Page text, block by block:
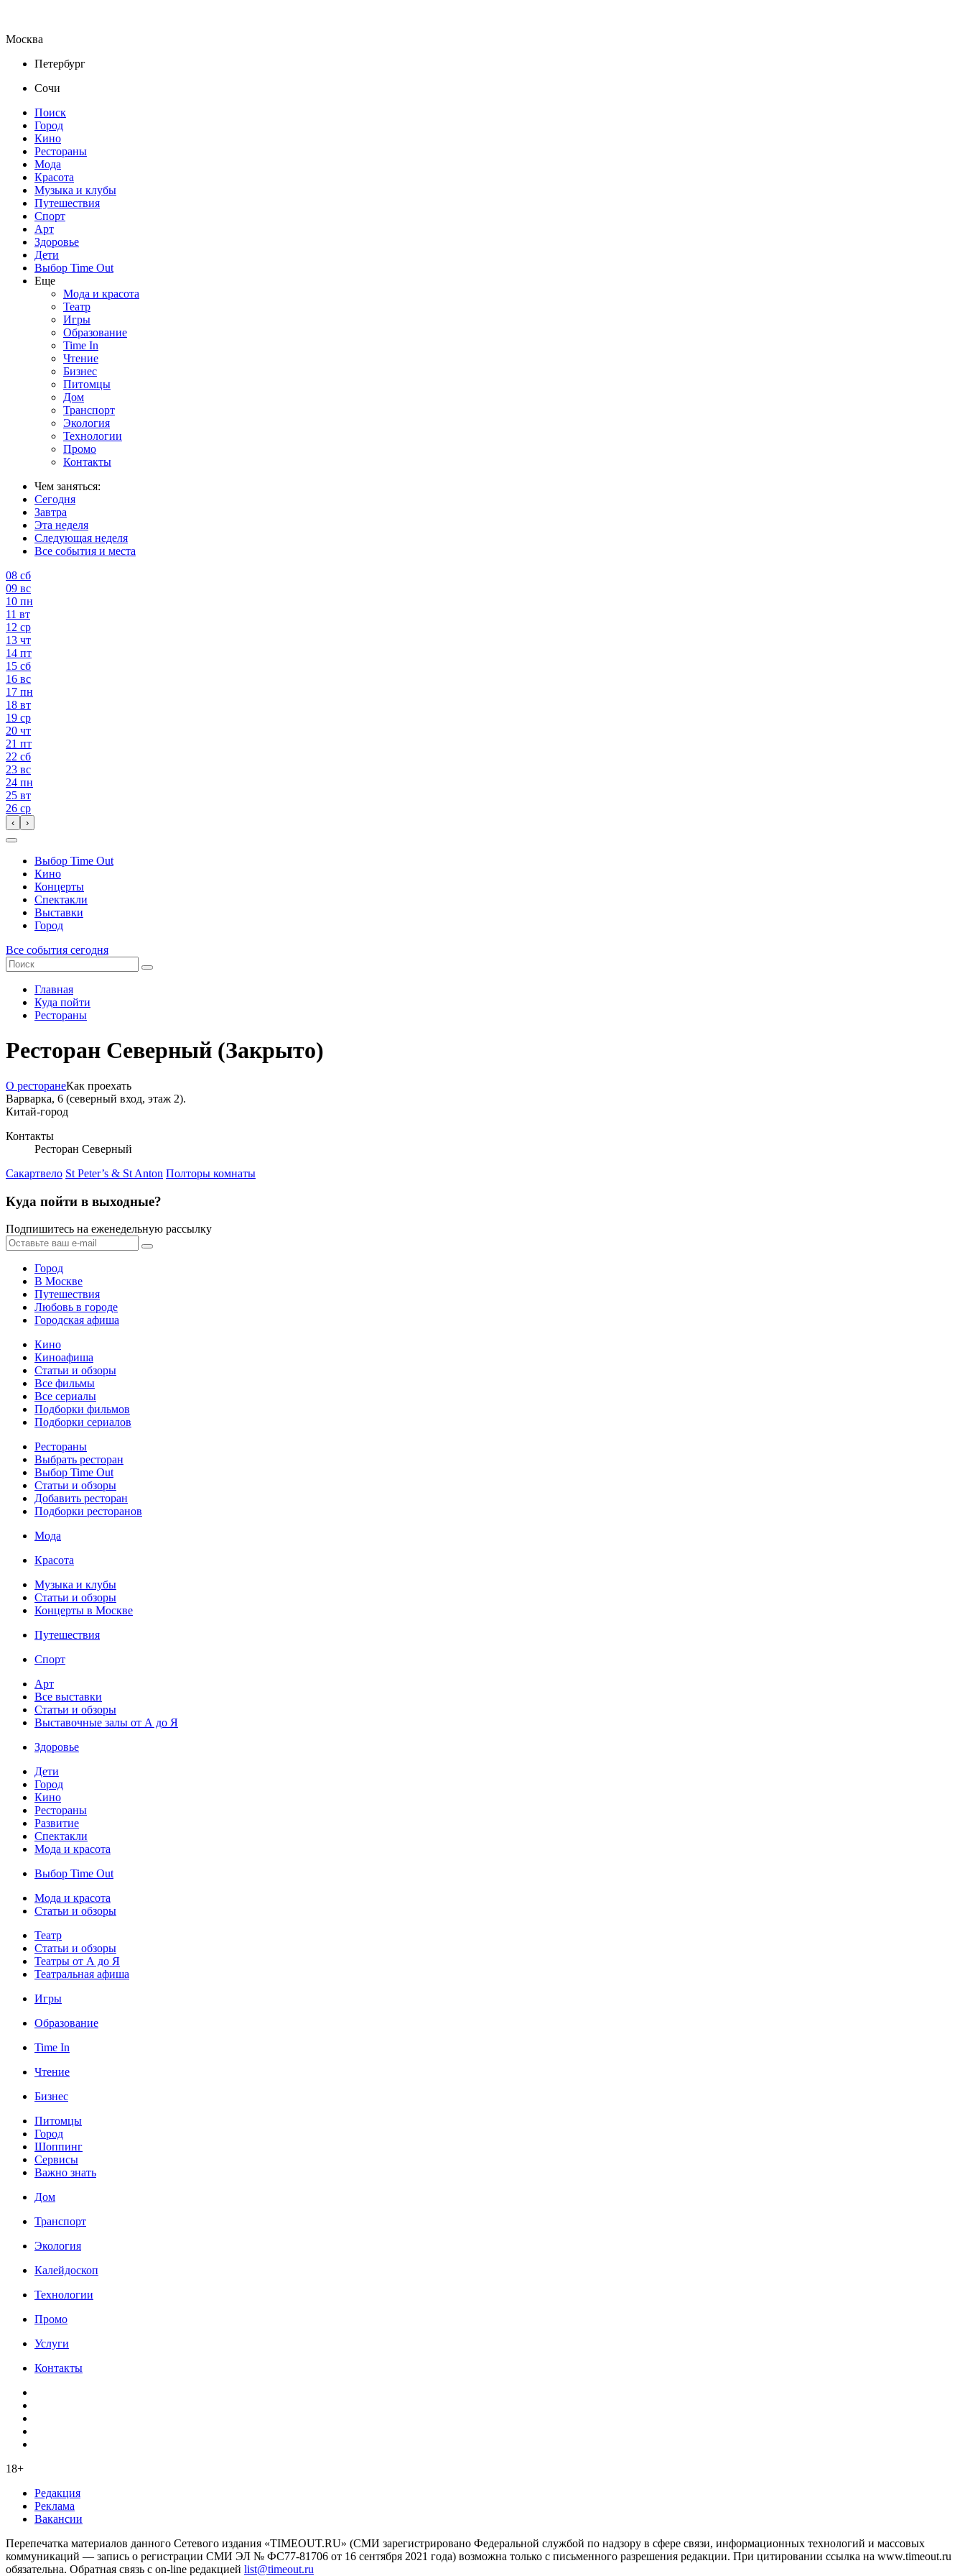
Москва
Петербург
Сочи
Поиск
Город
Кино
Рестораны
Мода
Красота
Музыка и клубы
Путешествия
Спорт
Арт
Здоровье
Дети
Выбор Time Out
Еще
Мода и красота
Театр
Игры
Образование
Time In
Чтение
Бизнес
Питомцы
Дом
Транспорт
Экология
Технологии
Промо
Контакты
Чем заняться:
Сегодня
Завтра
Эта неделя
Следующая неделя
Все события и места
08 сб
09 вс
10 пн
11 вт
12 ср
13 чт
14 пт
15 сб
16 вс
17 пн
18 вт
19 ср
20 чт
21 пт
22 сб
23 вс
24 пн
25 вт
26 ср
‹ ›
Выбор Time Out
Кино
Концерты
Спектакли
Выставки
Город
Все события сегодня
Главная
Куда пойти
Рестораны
Ресторан Северный (Закрыто)
О ресторанеКак проехать
Варварка, 6 (северный вход, этаж 2).
Китай-город
Контакты
Ресторан Северный
Сакартвело St Peter’s & St Anton Полторы комнаты
Куда пойти в выходные?
Подпишитесь на еженедельную рассылку
Город
В Москве
Путешествия
Любовь в городе
Городская афиша
Кино
Киноафиша
Статьи и обзоры
Все фильмы
Все сериалы
Подборки фильмов
Подборки сериалов
Рестораны
Выбрать ресторан
Выбор Time Out
Статьи и обзоры
Добавить ресторан
Подборки ресторанов
Мода
Красота
Музыка и клубы
Статьи и обзоры
Концерты в Москве
Путешествия
Спорт
Арт
Все выставки
Статьи и обзоры
Выставочные залы от А до Я
Здоровье
Дети
Город
Кино
Рестораны
Развитие
Спектакли
Мода и красота
Выбор Time Out
Мода и красота
Статьи и обзоры
Театр
Статьи и обзоры
Театры от А до Я
Театральная афиша
Игры
Образование
Time In
Чтение
Бизнес
Питомцы
Город
Шоппинг
Сервисы
Важно знать
Дом
Транспорт
Экология
Калейдоскоп
Технологии
Промо
Услуги
Контакты
18+
Редакция
Реклама
Вакансии
Перепечатка материалов данного Сетевого издания «TIMEOUT.RU» (СМИ зарегистрировано Федеральной службой по надзору в сфере связи, информационных технологий и массовых
коммуникаций — запись о регистрации СМИ ЭЛ № ФС77-81706 от 16 сентября 2021 года) возможна только с письменного разрешения редакции. При цитировании ссылка на www.timeout.ru
обязательна. Обратная связь с on-line редакцией list@timeout.ru